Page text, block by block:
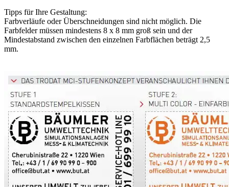
Tipps für Ihre Gestaltung:
Farbverläufe oder Überschneidungen sind nicht möglich. Die
Farbfelder müssen mindestens 8 x 8 mm groß sein und der
Mindestabstand zwischen den einzelnen Farbflächen beträgt 2,5
mm.